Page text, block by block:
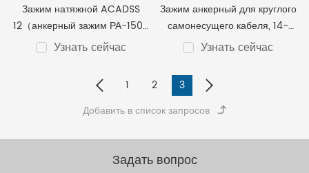
Зажим натяжной ACADSS
12（анкерный зажим РА-1500
）
Узнать сейчас
Зажим анкерный для круглого
самонесущего кабеля, 14-
18мм(PA-2000) ACADSS 16
Узнать сейчас
1 2 3
Задать вопрос